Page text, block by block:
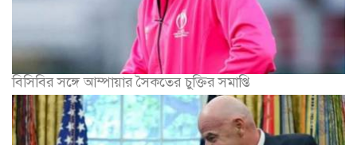
বিসিবির সঙ্গে আম্পায়ার সৈকতের চুক্তির সমাপ্তি